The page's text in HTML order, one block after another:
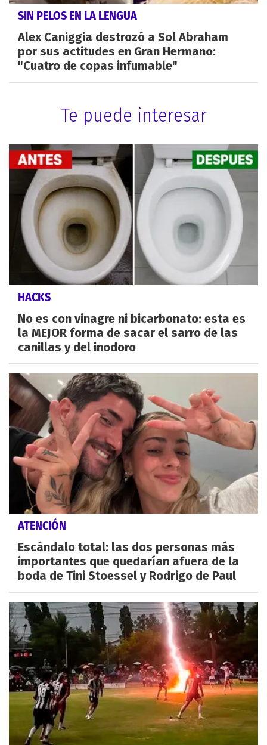
SIN PELOS EN LA LENGUA
Alex Caniggia destrozó a Sol Abraham
por sus actitudes en Gran Hermano:
"Cuatro de copas infumable"
Te puede interesar
HACKS
No es con vinagre ni bicarbonato: esta es
la MEJOR forma de sacar el sarro de las
canillas y del inodoro
ATENCIÓN
Escándalo total: las dos personas más
importantes que quedarían afuera de la
boda de Tini Stoessel y Rodrigo de Paul